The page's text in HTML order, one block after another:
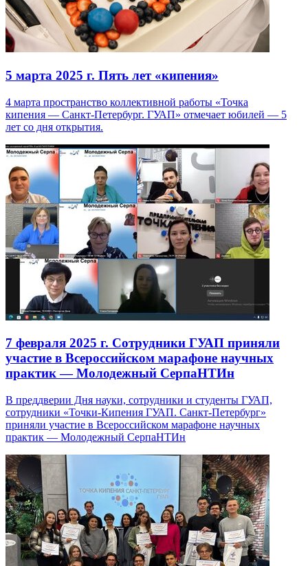
5 марта 2025 г. Пять лет «кипения»
4 марта пространство коллективной работы «Точка
кипения — Санкт-Петербург. ГУАП» отмечает юбилей — 5
лет со дня открытия.
7 февраля 2025 г. Сотрудники ГУАП приняли
участие в Всероссийском марафоне научных
практик — Молодежный СерпаНТИн
В преддверии Дня науки, сотрудники и студенты ГУАП,
сотрудники «Точки-Кипения ГУАП. Санкт-Петербург»
приняли участие в Всероссийском марафоне научных
практик — Молодежный СерпаНТИн